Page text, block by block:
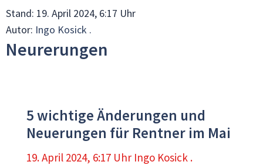
Stand: 19. April 2024, 6:17 Uhr
Autor: Ingo Kosick .
Neurerungen
5 wichtige Änderungen und
Neuerungen für Rentner im Mai
19. April 2024, 6:17 Uhr Ingo Kosick .